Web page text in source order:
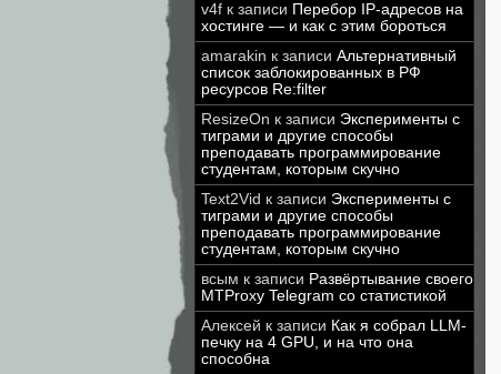
v4f к записи Перебор IP-адресов на
хостинге — и как с этим бороться
amarakin к записи Альтернативный
список заблокированных в РФ
ресурсов Re:filter
ResizeOn к записи Эксперименты с
тиграми и другие способы
преподавать программирование
студентам, которым скучно
Text2Vid к записи Эксперименты с
тиграми и другие способы
преподавать программирование
студентам, которым скучно
всым к записи Развёртывание своего
MTProxy Telegram со статистикой
Алексей к записи Как я собрал LLM-
печку на 4 GPU, и на что она
способна